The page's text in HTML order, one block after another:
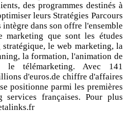
des programmes destinés à
leurs Stratégies Parcours
dans son offre l'ensemble
marketing que sont les études
le web marketing, la
la formation, l'animation de
télémarketing. Avec 141
d'euros.de chiffre d'affaires
positionne parmi les premières
services françaises. Pour plus